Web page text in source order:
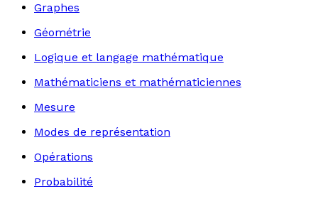
Graphes
Géométrie
Logique et langage mathématique
Mathématiciens et mathématiciennes
Mesure
Modes de représentation
Opérations
Probabilité